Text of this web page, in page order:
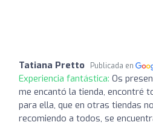
Tatiana Pretto Publicada en
Experiencia fantástica: Os
me encantó la tienda, encontré
para ella, que en otras tiendas
recomiendo a todos, se